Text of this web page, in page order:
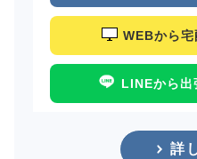
WEBから
LINEから出
詳